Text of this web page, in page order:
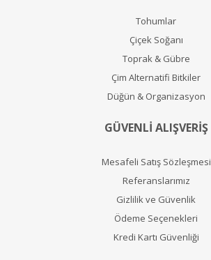
Tohumlar
Çiçek Soğanı
Toprak & Gübre
Çim Alternatifi Bitkiler
Düğün & Organizasyon
GÜVENLİ ALIŞVERİŞ
Mesafeli Satış Sözleşmesi
Referanslarımız
Gizlilik ve Güvenlik
Ödeme Seçenekleri
Kredi Kartı Güvenliği